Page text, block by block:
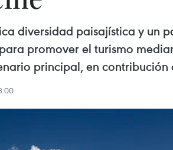
diversidad paisajística y un
promover el turismo
principal, en